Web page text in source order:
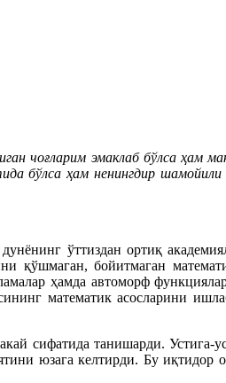
чоғларим эмаклаб бўлса ҳам
бўлса ҳам ненингдир шамойили
ўттиздан ортиқ
қўшмаган, бойитмаган
ҳамда автоморф
математик асосларини
сифатида танишарди. Устига-
юзага келтирди. Бу иқтидор